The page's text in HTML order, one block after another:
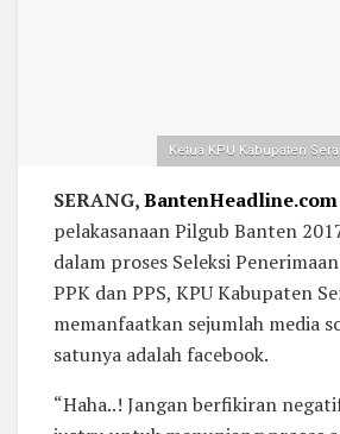
Ketua KPU Kabupaten
SERANG,BantenHeadline.com
pelakasanaan Pilgub Banten
dalam proses Seleksi
PPK dan PPS, KPU Kabupaten
memanfaatkan sejumlah media
satunya adalah facebook.
“Haha..! Jangan berfikiran